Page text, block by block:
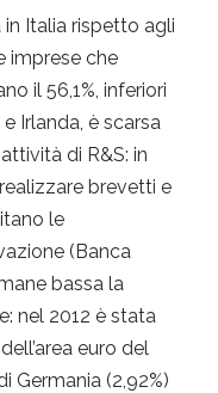
in Italia rispetto agli
imprese che
il 56,1%, inferiori
Irlanda, è scarsa
di R&S: in
brevetti e
le
(Banca
bassa la
nel 2012 è stata
euro del
Germania (2,92%)